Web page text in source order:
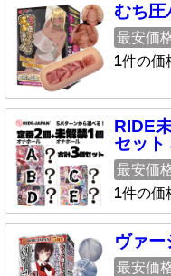
むち圧
最安価
1件の価
RIDE
セット
最安価
1件の価
ヴァー
最安価